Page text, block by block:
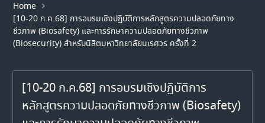
Home
[10-20 ก.ค.68] การอบรมเชิงปฏิบัติการหลักสูตรความปลอดภัยทาง
ชีวภาพ (Biosafety) และการรักษาความปลอดภัยทางชีวภาพ
(Biosecurity) สำหรับนิสิตมหาวิทยาลัยนเรศวร ครั้งที่ 2
[10-20 ก.ค.68] การอบรมเชิงปฏิบัติการ
หลักสูตรความปลอดภัยทางชีวภาพ (Biosafety)